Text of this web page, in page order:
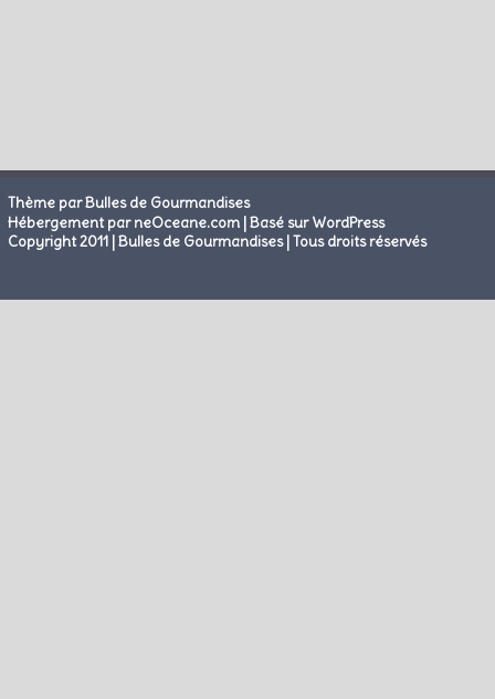
Thème par Bulles de Gourmandises
Hébergement par neOceane.com |Basé sur WordPress
Copyright 2011 | Bulles de Gourmandises | Tous droits réservés